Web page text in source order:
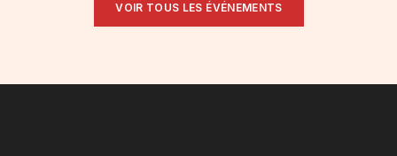
VOIR TOUS LES ÉVÉNEMENTS